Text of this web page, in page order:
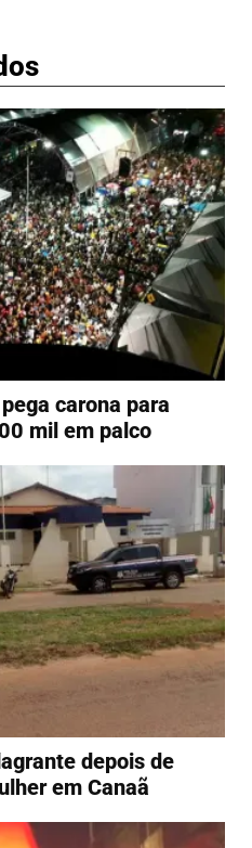
carona para
mil em palco
depois de
em Canaã